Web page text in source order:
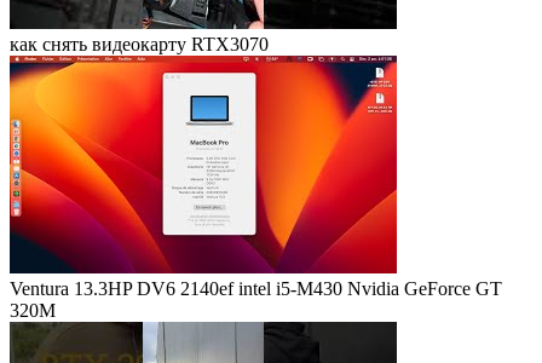
как снять видеокарту RTX3070
Ventura 13.3HP DV6 2140ef intel i5-M430 Nvidia GeForce GT
320M